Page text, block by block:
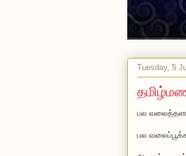
Tuesday, 5
தமிழ்மண
பல
பல